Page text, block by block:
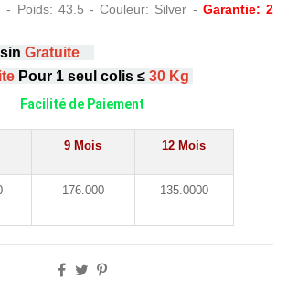
- Poids: 43.5 - Couleur: Silver - Garantie: 2
Gratuite
Pour 1 seul colis ≤ 30 Kg
Facilité de Paiement
9 Mois 12 Mois
176.000 135.0000